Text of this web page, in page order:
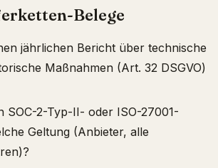
Belege
jährlichen Bericht über technische
Maßnahmen (Art. 32 DSGVO)
SOC-2-Typ-II- oder ISO-27001-
Geltung (Anbieter, alle